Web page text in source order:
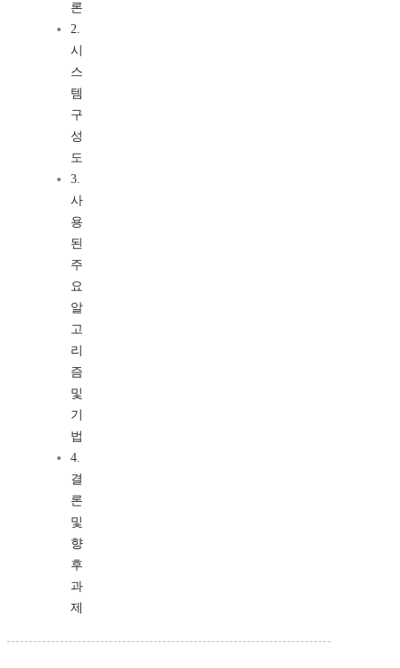
론
2.
시
스
템
구
성
도
3.
사
용
된
주
요
알
고
리
즘
및
기
법
4.
결
론
및
향
후
과
제